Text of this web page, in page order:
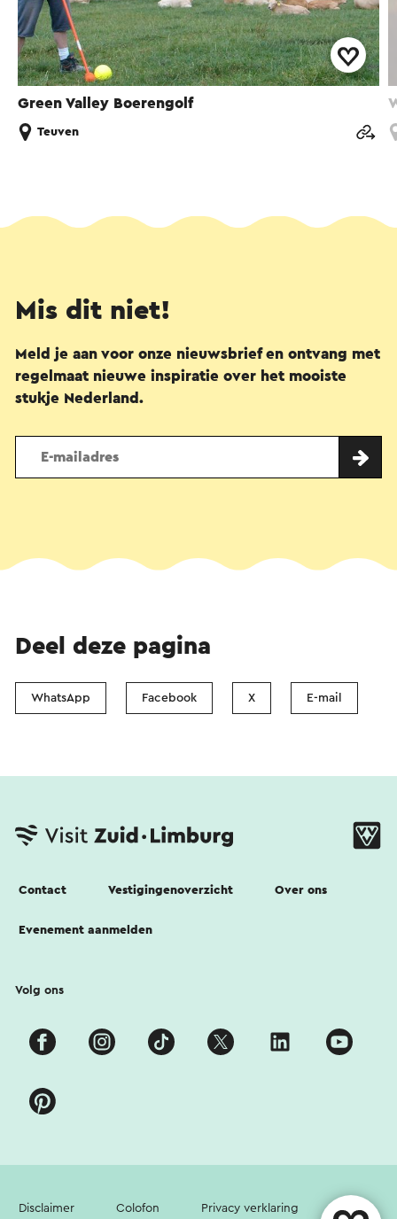
Green Valley Boerengolf
Teuven
Mis dit niet!
Meld je aan voor onze nieuwsbrief en ontvang met
regelmaat nieuwe inspiratie over het mooiste
stukje Nederland.
Deel deze pagina
WhatsApp Facebook X E-mail
Contact Vestigingenoverzicht Over ons
Evenement aanmelden
Volg ons
Disclaimer Colofon Privacy verklaring